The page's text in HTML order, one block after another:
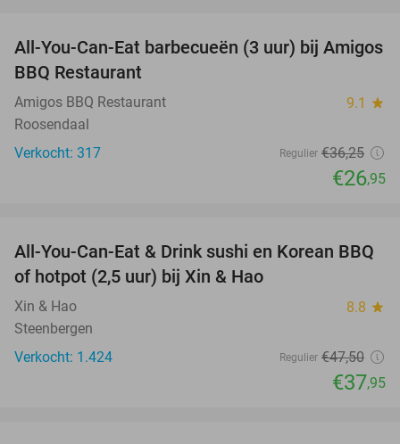
26%
All-You-Can-Eat barbecueën (3 uur) bij Amigos
BBQ Restaurant
Amigos BBQ Restaurant 9.1 star
Roosendaal
Verkocht: 317
Regulier €36,25
€26,95
20%
All-You-Can-Eat & Drink sushi en Korean BBQ
of hotpot (2,5 uur) bij Xin & Hao
Xin & Hao 8.8 star
Steenbergen
Verkocht: 1.424
Regulier €47,50
€37,95